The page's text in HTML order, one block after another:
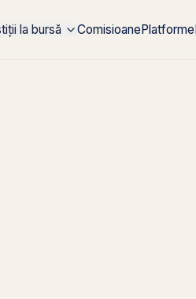
la bursă ComisioanePlatforme